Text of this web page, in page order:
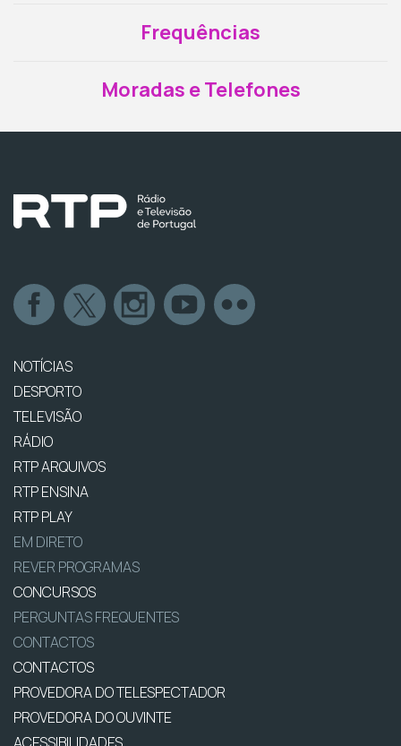
Frequências
Moradas e Telefones
NOTÍCIAS
DESPORTO
TELEVISÃO
RÁDIO
RTP ARQUIVOS
RTP ENSINA
RTP PLAY
EM DIRETO
REVER PROGRAMAS
CONCURSOS
PERGUNTAS FREQUENTES
CONTACTOS
CONTACTOS
PROVEDORA DO TELESPECTADOR
PROVEDORA DO OUVINTE